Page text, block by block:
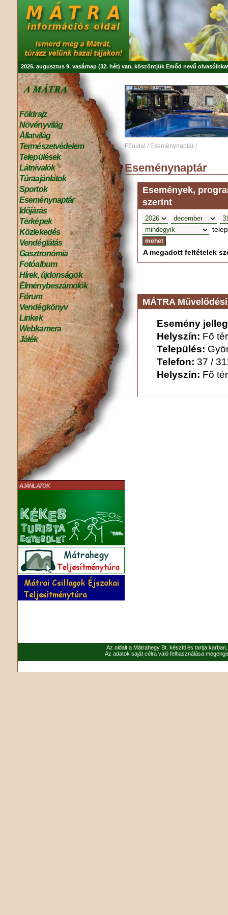
2026. augusztus 9. vasárnap (32. hét) van, köszöntjük Emőd nevű
Földrajz
Növényvilág
Állatvilág
Természetvédelem
Települések
Látnivalók
Túraajánlatok
Sportok
Eseménynaptár
Időjárás
Térképek
Közlekedés
Vendéglátás
Gasztronómia
Fotóalbum
Hírek, újdonságok
Élménybeszámolók
Fórum
Vendégkönyv
Linkek
Webkamera
Játék
AJÁNLATOK
Főoldal / Eseménynaptár /
Eseménynaptár
Események,
szerint
A megadott feltételek
MÁTRA
Esemény
Helyszín: Fõ
Település:
Telefon: 37 /
Helyszín: Fõ
Az oldalt a Mátrahegy Bt. készíti és tartja
Az adatok saját célra való felhasználása